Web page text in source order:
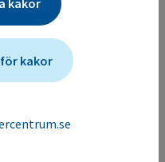
och radiologi.
akut medicinskt
elektrolyttillförsel
kakor
kakor